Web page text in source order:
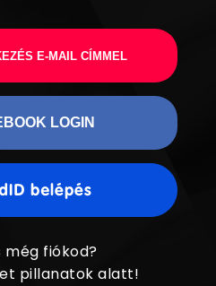
E-MAIL CÍMMEL
LOGIN
még fiókod?
pillanatok alatt!